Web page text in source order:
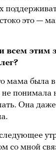
это —
этим
мама была
не понимала
Она даже
со мной